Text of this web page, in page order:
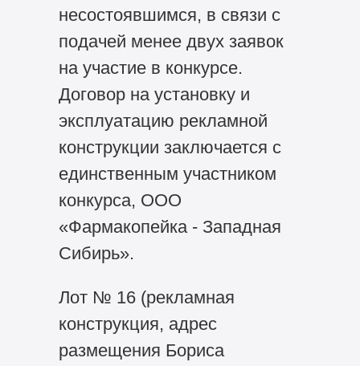
несостоявшимся, в связи с
подачей менее двух заявок
на участие в конкурсе.
Договор на установку и
эксплуатацию рекламной
конструкции заключается с
единственным участником
конкурса, ООО
«Фармакопейка - Западная
Сибирь».
Лот № 16 (рекламная
конструкция, адрес
размещения Бориса